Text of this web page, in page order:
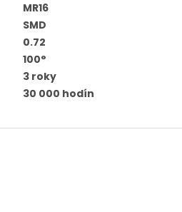
MR16
SMD
0.72
100°
3 roky
30 000 hodín